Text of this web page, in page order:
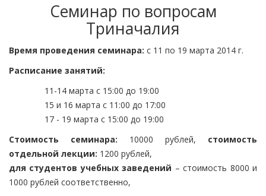
Семинар по вопросам
Триначалия
Время проведения семинара: с 11 по 19 марта 2014 г.
Расписание занятий:
11-14 марта с 15:00 до 19:00
15 и 16 марта с 11:00 до 17:00
17 - 19 марта с 15:00 до 19:00
Стоимость семинара: 10000 рублей, стоимость
отдельной лекции: 1200 рублей,
для студентов учебных заведений – стоимость 8000 и
1000 рублей соответственно,